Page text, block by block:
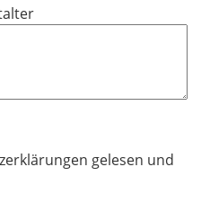
gelesen und